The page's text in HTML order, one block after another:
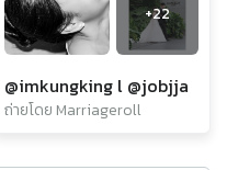
+22
@imkungking l @jobjja
ถ่ายโดย Marriageroll